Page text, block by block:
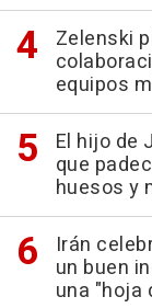
Zelenski
equipos
El hijo de
que
huesos y
Irán
un buen
una "hoja